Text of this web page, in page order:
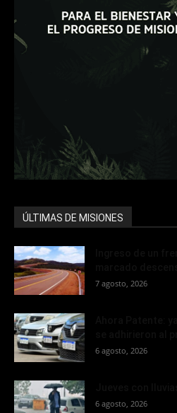
ÚLTIMAS DE MISIONES
7 agosto, 2026
6 agosto, 2026
6 agosto, 2026